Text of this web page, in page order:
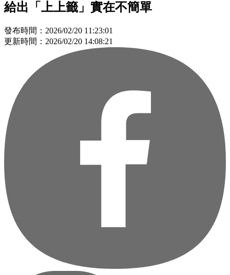
給出「上上籤」實在不簡單
發布時間：2026/02/20 11:23:01
更新時間：2026/02/20 14:08:21